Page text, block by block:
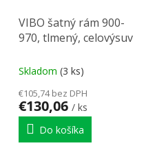
VIBO šatný rám 900-
970, tlmený, celovýsuv
Skladom (3 ks)
€105,74 bez DPH
€130,06 / ks
Do košíka